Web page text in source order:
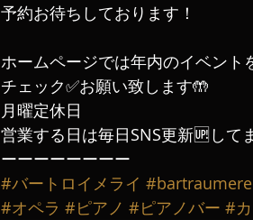
予約お待ちしております！
ホームページでは年内のイベント
チェック✅お願い致します🤲
月曜定休日
営業する日は毎日SNS更新🆙して
ーーーーーーーー
#バートロイメライ
#オペラ #ピアノ #ピアノバー #